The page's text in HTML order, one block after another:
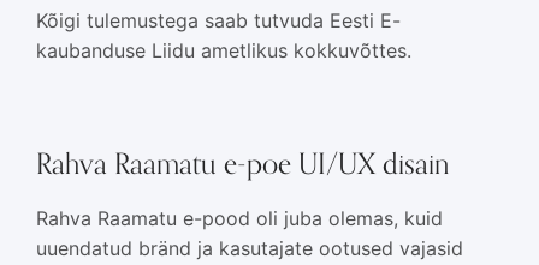
Kõigi tulemustega saab tutvuda Eesti E-
kaubanduse Liidu ametlikus kokkuvõttes.
Rahva Raamatu e-poe UI/UX disain
Rahva Raamatu e-pood oli juba olemas, kuid
uuendatud bränd ja kasutajate ootused vajasid